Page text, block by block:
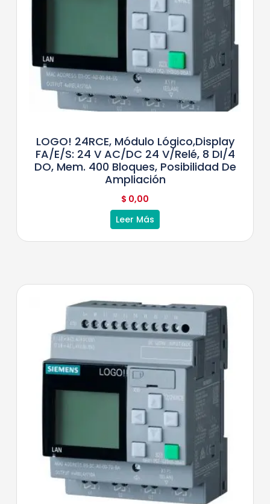
LOGO! 24RCE, Módulo Lógico,display
FA/E/S: 24 V AC/DC 24 V/relé, 8 DI/4
DO, Mem. 400 Bloques, Posibilidad De
Ampliación
$ 0,00
Leer Más